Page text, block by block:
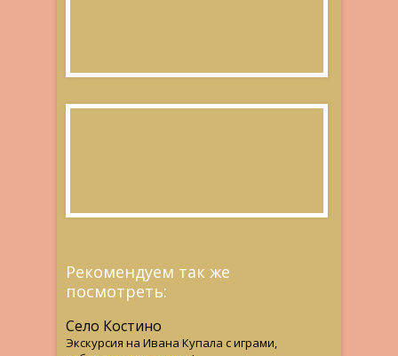
Рекомендуем так же
посмотреть:
Село Костино
Экскурсия на Ивана Купала с играми,